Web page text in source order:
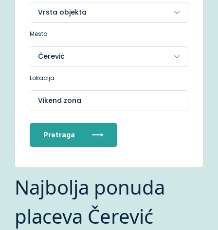
Mesto
Lokacija
Vikend zona
Pretraga
Najbolja ponuda
placeva Čerević